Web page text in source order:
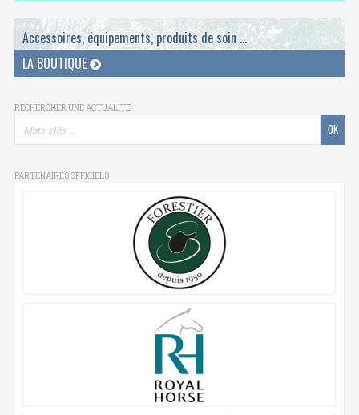
Accessoires, équipements, produits de soin ...
LA BOUTIQUE
RECHERCHER UNE ACTUALITÉ
PARTENAIRES OFFICIELS